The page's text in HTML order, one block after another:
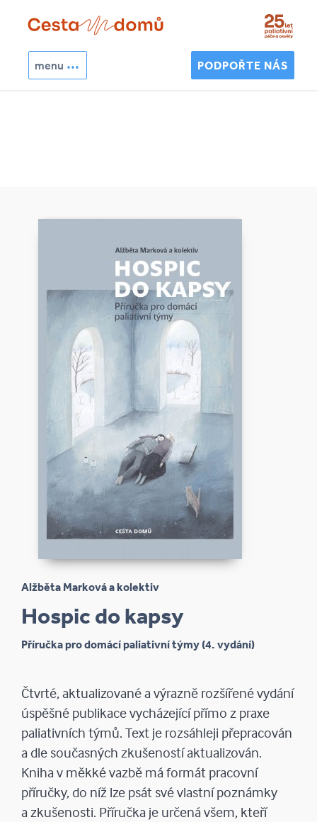
Přejít k hlavnímu obsahu
menu PODPOŘTE NÁS
Alžběta Marková a kolektiv
Hospic do kapsy
Příručka pro domácí paliativní týmy (4. vydání)
Čtvrté, aktualizované a výrazně rozšířené vydání
úspěšné publikace vycházející přímo z praxe
paliativních týmů. Text je rozsáhleji přepracován
a dle současných zkušeností aktualizován.
Kniha v měk­ké vazbě má formát pracovní
příručky, do níž lze psát své vlastní poznámky
a zkušenosti. Příručka je určená všem, kteří